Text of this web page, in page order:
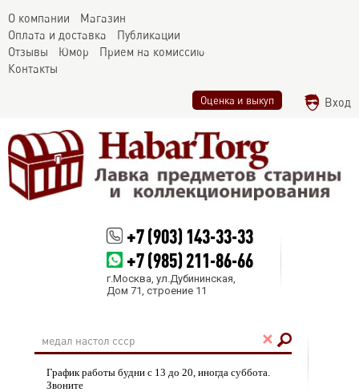
О компании
Магазин
Оплата и доставка
Публикации
Отзывы
Юмор
Прием на комиссию
Контакты
Оценка и выкуп Вход
+7 (903) 143-33-33
+7 (985) 211-86-66
г.Москва, ул.Дубининская,
Дом 71, строение 11
График работы будни с 13 до 20, иногда суббота.
Звоните